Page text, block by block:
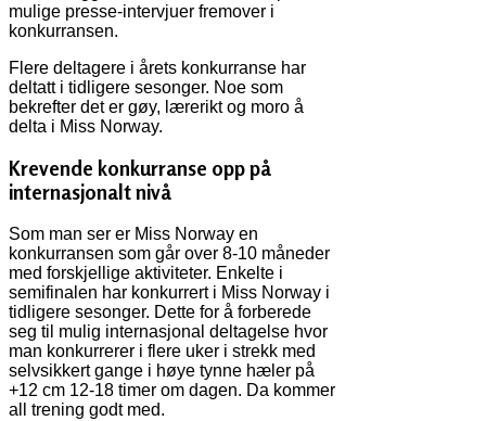
mulige presse-intervjuer fremover i
konkurransen.
Flere deltagere i årets konkurranse har
deltatt i tidligere sesonger. Noe som
bekrefter det er gøy, lærerikt og moro å
delta i Miss Norway.
Krevende konkurranse opp på
internasjonalt nivå
Som man ser er Miss Norway en
konkurransen som går over 8-10 måneder
med forskjellige aktiviteter. Enkelte i
semifinalen har konkurrert i Miss Norway i
tidligere sesonger. Dette for å forberede
seg til mulig internasjonal deltagelse hvor
man konkurrerer i flere uker i strekk med
selvsikkert gange i høye tynne hæler på
+12 cm 12-18 timer om dagen. Da kommer
all trening godt med.